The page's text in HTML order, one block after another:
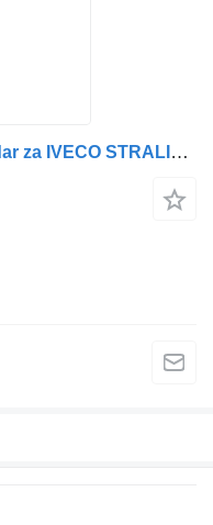
IVECO 7.77004 hidraulični cilindar za IVECO STRALIS ASTRA EUROTRAKKER tegljača